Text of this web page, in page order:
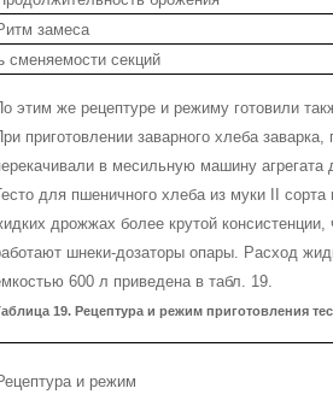
замеса
сменяемости секций
этим же рецептуре и режиму готовили
приготовлении заварного хлеба
в месильную машину агрегата
для пшеничного хлеба из муки II
дрожжах более крутой
шнеки-дозаторы опары. Расход
600 л приведена в табл. 19.
19. Рецептура и режим приготовления
и режим